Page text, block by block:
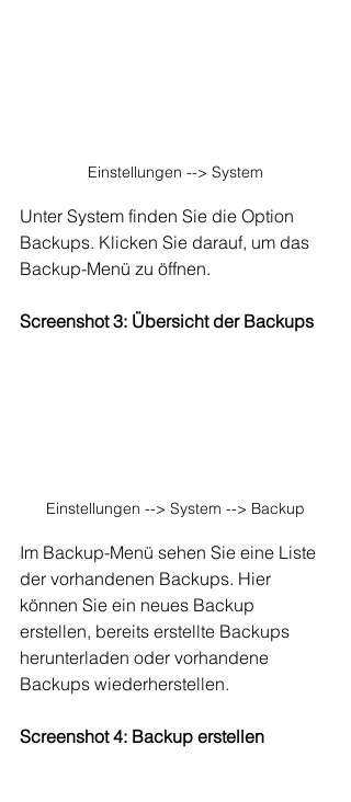
Einstellungen --> System
Unter System finden Sie die Option
Backups. Klicken Sie darauf, um das
Backup-Menü zu öffnen.
Screenshot 3: Übersicht der Backups
Einstellungen --> System --> Backup
Im Backup-Menü sehen Sie eine Liste
der vorhandenen Backups. Hier
können Sie ein neues Backup
erstellen, bereits erstellte Backups
herunterladen oder vorhandene
Backups wiederherstellen.
Screenshot 4: Backup erstellen